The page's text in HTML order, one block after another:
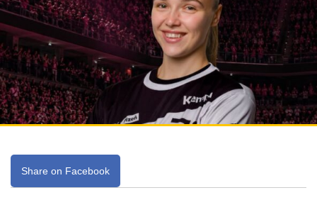
Share on Facebook